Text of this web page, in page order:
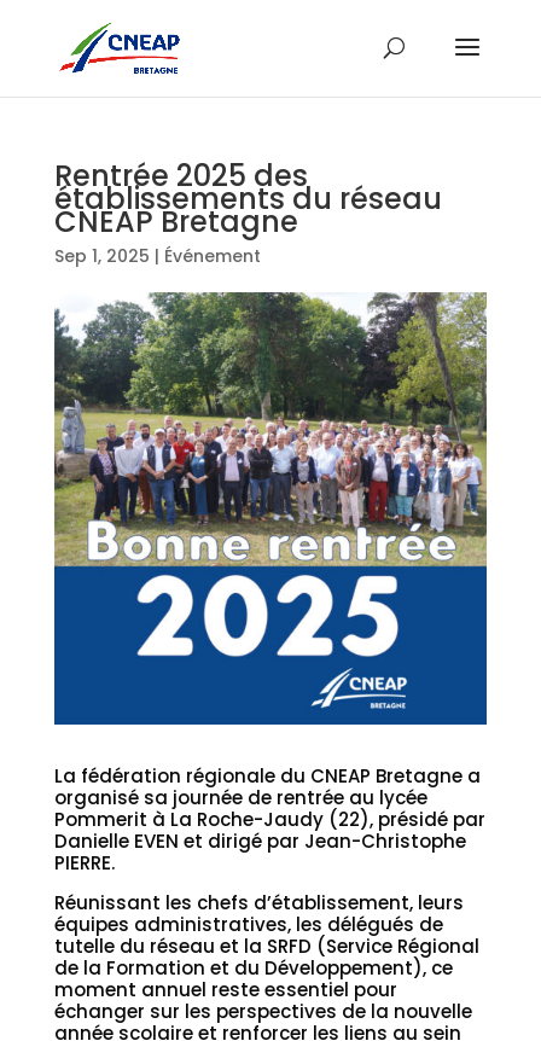
Rentrée 2025 des
établissements du réseau
CNEAP Bretagne
Sep 1, 2025 | Événement
La fédération régionale du CNEAP Bretagne a
organisé sa journée de rentrée au lycée
Pommerit à La Roche-Jaudy (22), présidé par
Danielle EVEN et dirigé par Jean-Christophe
PIERRE.
Réunissant les chefs d’établissement, leurs
équipes administratives, les délégués de
tutelle du réseau et la SRFD (Service Régional
de la Formation et du Développement), ce
moment annuel reste essentiel pour
échanger sur les perspectives de la nouvelle
année scolaire et renforcer les liens au sein